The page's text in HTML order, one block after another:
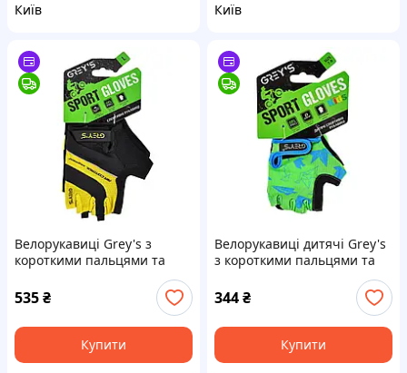
Київ
Київ
Велорукавиці Grey's з
короткими пальцями та
чорно-жовті L GR18343 cx.
535₴
Купити
Велорукавиці дитячі Grey's
з короткими пальцями та
зелено-чорні (розмір 7-8)
GR18712 cx.
344₴
Купити